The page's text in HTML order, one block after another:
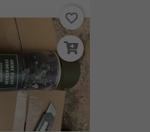
favorite_border